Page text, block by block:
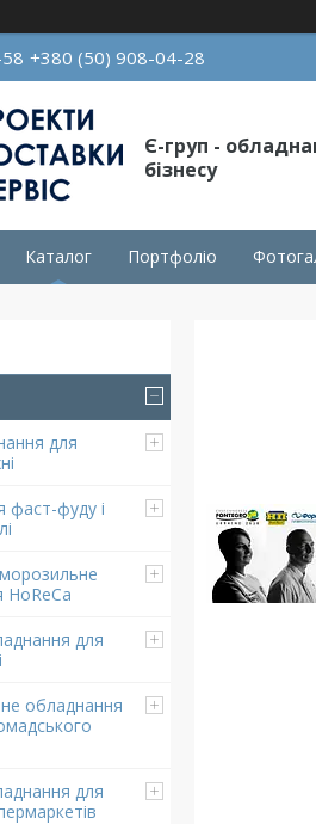
+380 (50) 908-04-28
Є-груп -
бізнесу
Каталог Портфоліо
для
фаст-фуду і
HoReCa
для
обладнання
для